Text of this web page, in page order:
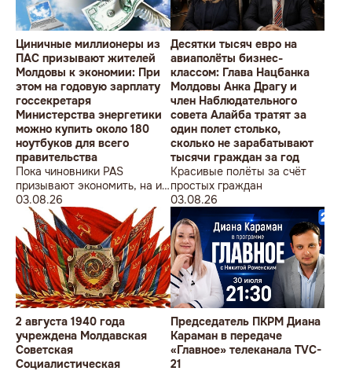
Циничные миллионеры из
ПАС призывают жителей
Молдовы к экономии: При
этом на годовую зарплату
госсекретаря
Министерства энергетики
можно купить около 180
ноутбуков для всего
правительства
Пока чиновники PAS
призывают экономить, на их
собственные доходы можно
купить технику для целого
учреждения
03.08.26
Десятки тысяч евро на
авиаполёты бизнес-
классом: Глава Нацбанка
Молдовы Анка Драгу и
член Наблюдательного
совета Алайба тратят за
один полет столько,
сколько не зарабатывают
тысячи граждан за год
Красивые полёты за счёт
простых граждан
03.08.26
2 августа 1940 года
учреждена Молдавская
Советская
Социалистическая
Председатель ПКРМ Диана
Караман в передаче
«Главное» телеканала TVC-
21